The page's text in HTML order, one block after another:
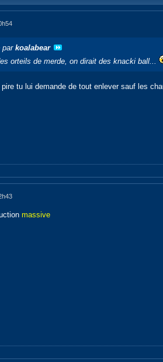
parkoalabear
orteils de merde, on dirait des knacki ball...
pire tu lui demande de tout enlever sauf les
massive